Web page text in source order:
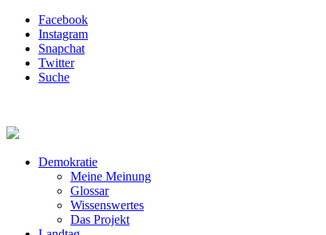
Facebook
Instagram
Snapchat
Twitter
Suche
Demokratie
Meine Meinung
Glossar
Wissenswertes
Das Projekt